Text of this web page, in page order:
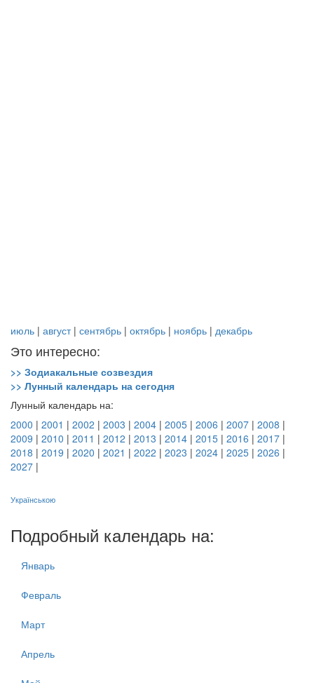
июль | август| сентябрь | октябрь | ноябрь | декабрь
Это интересно:
>> Зодиакальные созвездия
>> Лунный календарь на сегодня
Лунный календарь на:
2000 | 2001 | 2002 | 2003 | 2004 | 2005 | 2006 | 2007 | 2008 |
2009 | 2010 | 2011 | 2012 | 2013 | 2014 | 2015 | 2016 | 2017 |
2018 | 2019 | 2020 | 2021 | 2022 | 2023 | 2024 | 2025 | 2026 |
2027 |
Українською
Подробный календарь на:
Январь
Февраль
Март
Апрель